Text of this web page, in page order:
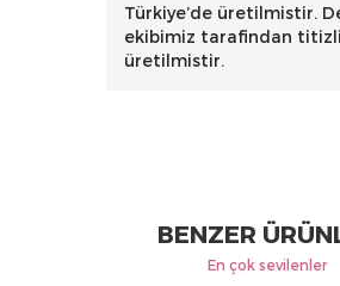
Türkiye’de üretilmistir.
ekibimiz tarafindan
üretilmistir.
BENZER
En çok sevilenler